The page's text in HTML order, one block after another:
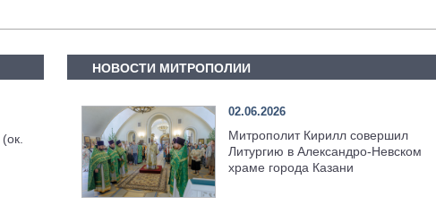
НОВОСТИ МИТРОПОЛИИ
02.06.2026
Митрополит Кирилл совершил
Литургию в Александро-Невском
храме города Казани